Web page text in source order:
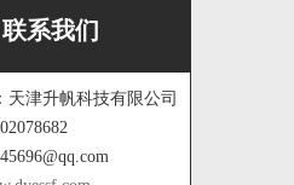
联系我们
天津升帆科技有限公司